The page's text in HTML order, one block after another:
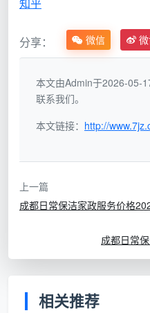
ISO9001质量管理体系
OHSAS18001职业健康
化运作[reference:-404]
职场空间的长效洁净，让
作为一家具有丰富实
司，成都天均安洁保洁拥
不同场所的物理空间特
写字楼与办公职场保洁托
针对商务写字楼、联
分享： 微信
本文由Admin于2026-05-
联系我们。
本文链接： http://
上一篇
成都日常保洁家政服务价格
成都日常
相关推荐